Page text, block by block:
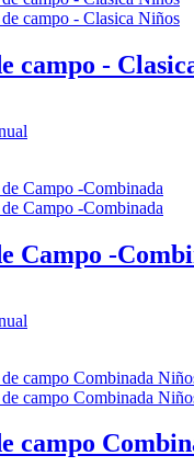
campo -
Campo -
campo